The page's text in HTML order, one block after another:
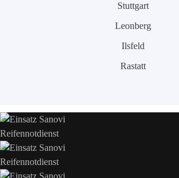
Stuttgart
Leonberg
Ilsfeld
Rastatt